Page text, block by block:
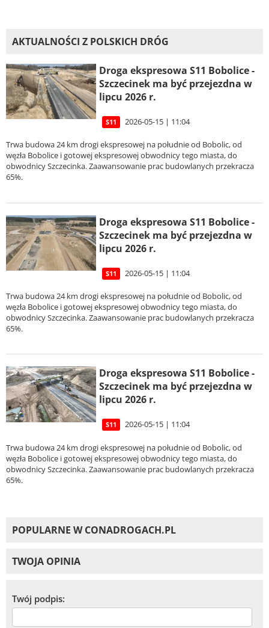
AKTUALNOŚCI Z POLSKICH DRÓG
Droga ekspresowa S11 Bobolice -
Szczecinek ma być przejezdna w
lipcu 2026 r.
S11 2026-05-15 | 11:04
Trwa budowa 24 km drogi ekspresowej na południe od Bobolic, od
węzła Bobolice i gotowej ekspresowej obwodnicy tego miasta, do
obwodnicy Szczecinka. Zaawansowanie prac budowlanych przekracza
65%.
Droga ekspresowa S11 Bobolice -
Szczecinek ma być przejezdna w
lipcu 2026 r.
S11 2026-05-15 | 11:04
Trwa budowa 24 km drogi ekspresowej na południe od Bobolic, od
węzła Bobolice i gotowej ekspresowej obwodnicy tego miasta, do
obwodnicy Szczecinka. Zaawansowanie prac budowlanych przekracza
65%.
Droga ekspresowa S11 Bobolice -
Szczecinek ma być przejezdna w
lipcu 2026 r.
S11 2026-05-15 | 11:04
Trwa budowa 24 km drogi ekspresowej na południe od Bobolic, od
węzła Bobolice i gotowej ekspresowej obwodnicy tego miasta, do
obwodnicy Szczecinka. Zaawansowanie prac budowlanych przekracza
65%.
POPULARNE W CONADROGACH.PL
TWOJA OPINIA
Twój podpis: